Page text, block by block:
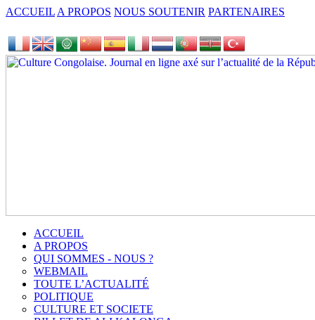
ACCUEIL A PROPOS NOUS SOUTENIR PARTENAIRES
ACCUEIL
A PROPOS
QUI SOMMES - NOUS ?
WEBMAIL
TOUTE L’ACTUALITÉ
POLITIQUE
CULTURE ET SOCIETE